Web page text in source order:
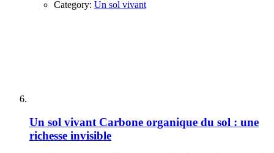
Category: Un sol vivant
Un sol vivant Carbone organique du sol : une
richesse invisible